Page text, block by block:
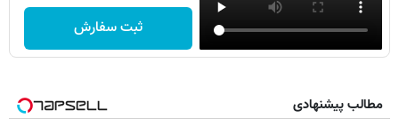
ثبت سفارش
مطالب پیشنهادی